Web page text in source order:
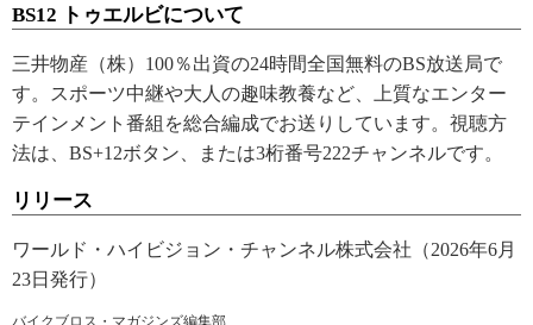
BS12 トゥエルビについて
三井物産（株）100％出資の24時間全国無料のBS放送局で
す。スポーツ中継や大人の趣味教養など、上質なエンター
テインメント番組を総合編成でお送りしています。視聴方
法は、BS+12ボタン、または3桁番号222チャンネルです。
リリース
ワールド・ハイビジョン・チャンネル株式会社（2026年6月
23日発行）
バイクブロス・マガジンズ編集部